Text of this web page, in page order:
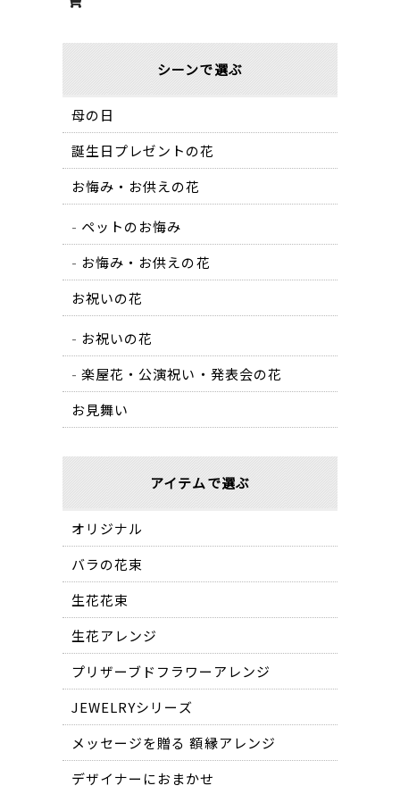
シーンで選ぶ
母の日
誕生日プレゼントの花
お悔み・お供えの花
ペットのお悔み
お悔み・お供えの花
お祝いの花
お祝いの花
楽屋花・公演祝い・発表会の花
お見舞い
アイテムで選ぶ
オリジナル
バラの花束
生花花束
生花アレンジ
プリザーブドフラワーアレンジ
JEWELRYシリーズ
メッセージを贈る 額縁アレンジ
デザイナーにおまかせ